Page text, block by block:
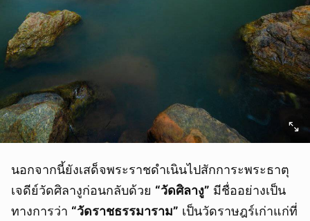
นอกจากนี้ยังเสด็จพระราชดำเนินไปสักการะพระธาตุ
เจดีย์วัดศิลางูก่อนกลับด้วย “วัดศิลางู” มีชื่ออย่างเป็น
ทางการว่า “วัดราชธรรมาราม” เป็นวัดราษฎร์เก่าแก่ที่